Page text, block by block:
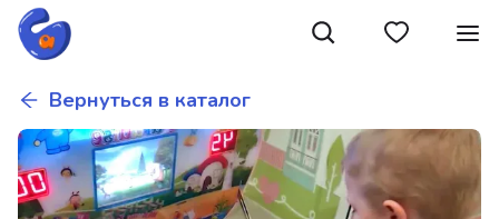
Вернуться в каталог